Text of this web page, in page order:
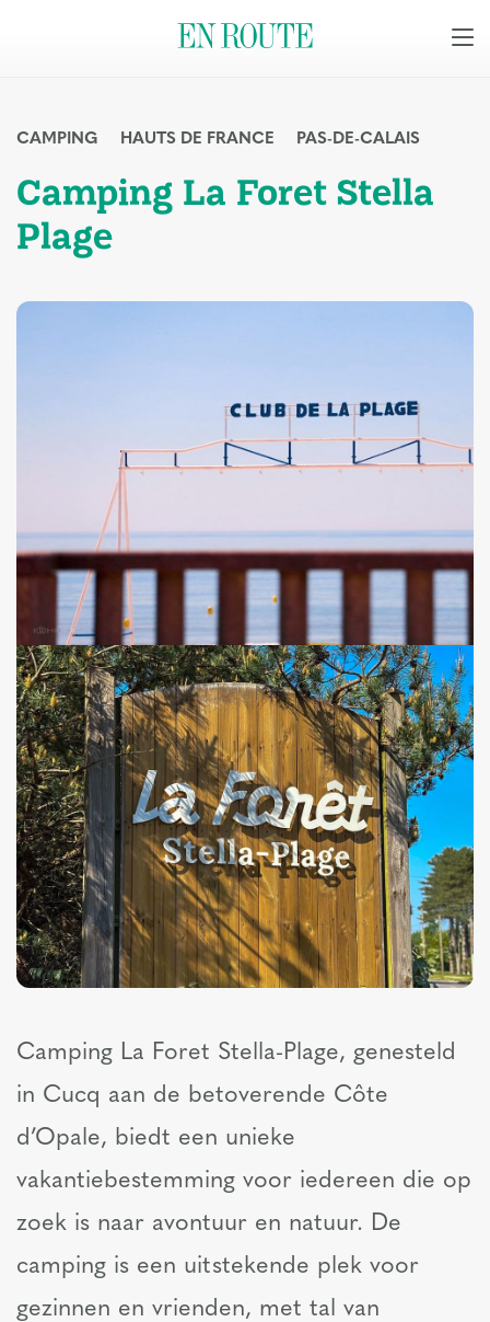
CAMPING HAUTS DE FRANCE PAS-DE-CALAIS
Camping La Foret Stella
Plage
Camping La Foret Stella-Plage, genesteld
in Cucq aan de betoverende Côte
d’Opale, biedt een unieke
vakantiebestemming voor iedereen die op
zoek is naar avontuur en natuur. De
camping is een uitstekende plek voor
gezinnen en vrienden, met tal van